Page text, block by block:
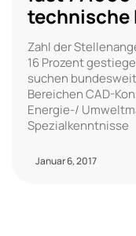
technische
Zahl der
16 Prozent
suchen
Bereichen CAD-
Energie-/
Spezialkenntnisse
Januar 6, 2017